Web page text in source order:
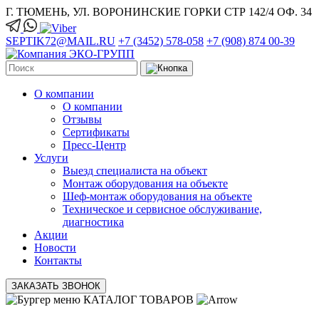
Г. ТЮМЕНЬ, УЛ. ВОРОНИНСКИЕ ГОРКИ СТР 142/4 ОФ. 34
SEPTIK72@MAIL.RU +7 (3452) 578-058 +7 (908) 874 00-39
О компании
О компании
Отзывы
Сертификаты
Пресс-Центр
Услуги
Выезд специалиста на объект
Монтаж оборудования на объекте
Шеф-монтаж оборудования на объекте
Техническое и сервисное обслуживание,
диагностика
Акции
Новости
Контакты
ЗАКАЗАТЬ ЗВОНОК
КАТАЛОГ ТОВАРОВ